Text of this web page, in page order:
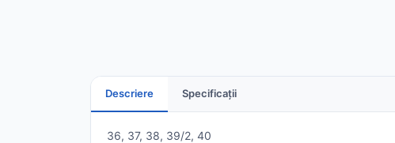
Descriere Specificații
36, 37, 38, 39/2, 40